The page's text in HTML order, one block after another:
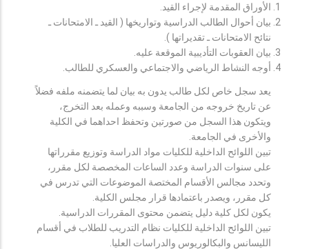
الأوراق المقدمة لإجراء القيد.
بيان أحوال الطالب الدراسية وتواريخها ( القيد ـ الامتحانات ـ
نتائح الامتحانات ـ تقديراتها ).
بيان العقوبات التأديبية الموقعة عليه.
أوجه النشاط الرياضي والاجتماعي والعسكري للطالب.
يعد سجل خاص لكل طالب يدون به بيان لما يتضمنه ملفه فضلاً
عن تاريخ خروجه من الجامعة وسببه وعمله بعد التخرج،
ويتكون هذا السجل من صورتين وتحفظ احداهما في الكلية
والأخرى في الجامعة.
تبين اللوائح الداخلية للكليات مواد الدراسة وتوزيع مقرراتها
على سنوات الدراسة وعدد الساعات المخصصة لكل مقرر،
وتحدد مجالس الأقسام المختصة الموضوعات التي تدرس في
كل مقرر، ويصدر باعتمادها قرار مجلس الكلية.
يكون لكل كلية دليل يتضمن محتوى المقررات الدراسية.
تبين اللوائح الداخلية للكليات نظام التدريب للطلاب في أقسام
الليسانس والبكالوريوس والدراسات العليا.